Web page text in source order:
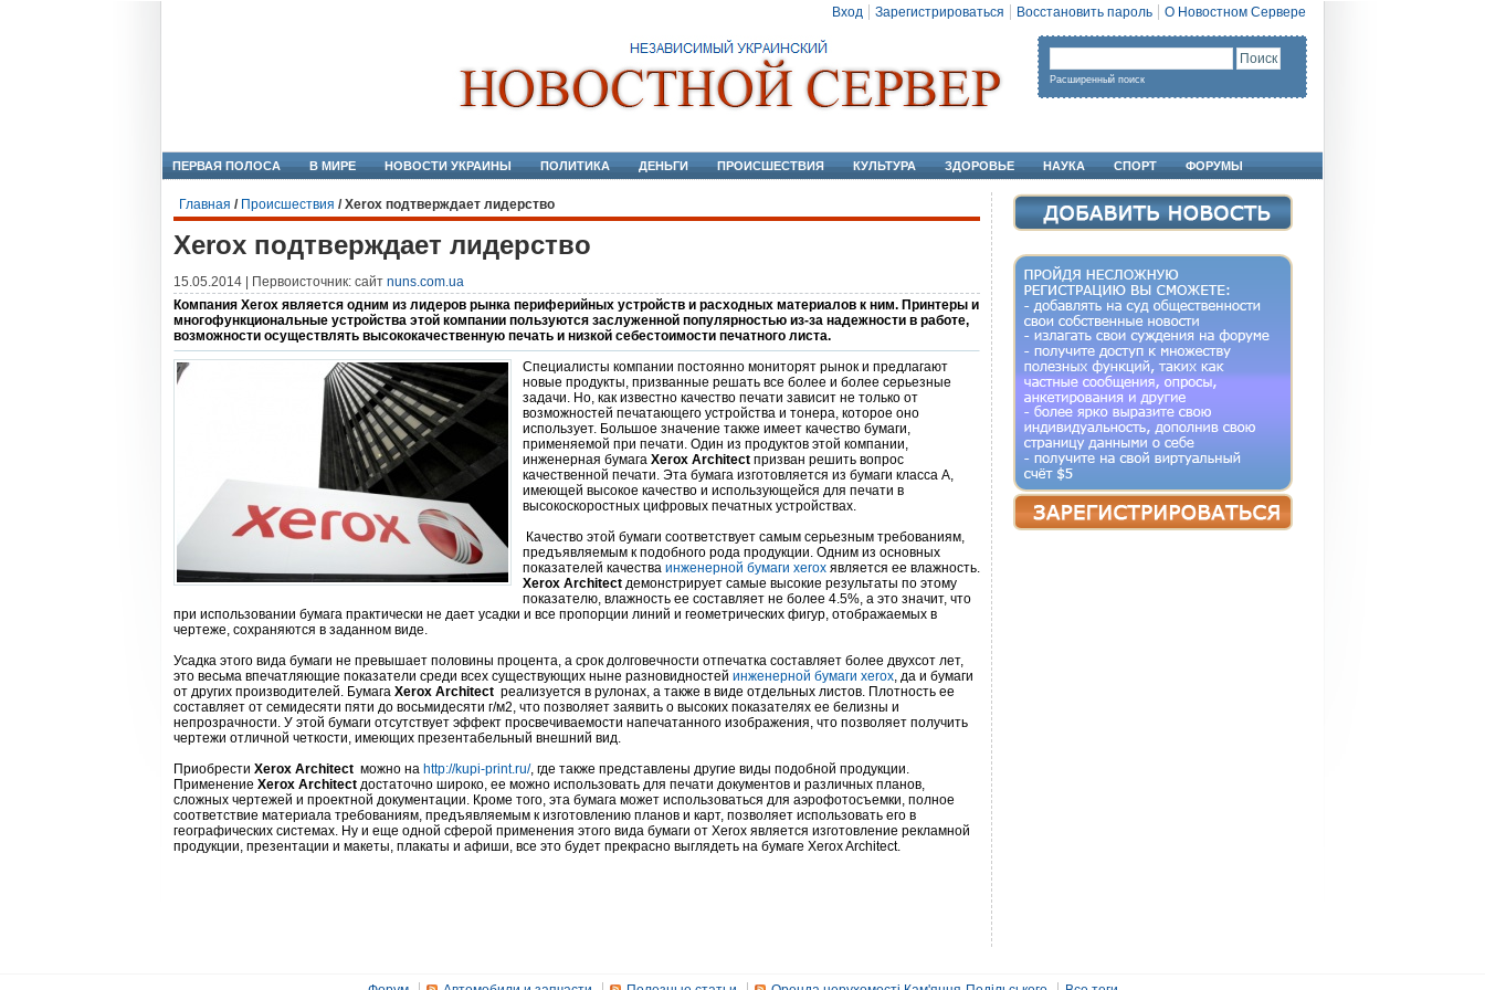
Вход Зарегистрироваться Восстановить пароль О Новостном Сервере
Расширенный поиск
ПЕРВАЯ ПОЛОСА В МИРЕ НОВОСТИ УКРАИНЫ ПОЛИТИКА ДЕНЬГИ ПРОИСШЕСТВИЯ КУЛЬТУРА ЗДОРОВЬЕ НАУКА СПОРТ ФОРУМЫ
Главная / Происшествия /Xerox подтверждает лидерство
Xerox подтверждает лидерство
15.05.2014 | Первоисточник: сайт nuns.com.ua
Компания Xerox является одним из лидеров рынка периферийных устройств и расходных материалов к ним. Принтеры и
многофункциональные устройства этой компании пользуются заслуженной популярностью из-за надежности в работе,
возможности осуществлять высококачественную печать и низкой себестоимости печатного листа.
Специалисты компании постоянно мониторят рынок и предлагают
новые продукты, призванные решать все более и более серьезные
задачи. Но, как известно качество печати зависит не только от
возможностей печатающего устройства и тонера, которое оно
использует. Большое значение также имеет качество бумаги,
применяемой при печати. Один из продуктов этой компании,
инженерная бумага Xerox Architect призван решить вопрос
качественной печати. Эта бумага изготовляется из бумаги класса А,
имеющей высокое качество и использующейся для печати в
высокоскоростных цифровых печатных устройствах.
Качество этой бумаги соответствует самым серьезным требованиям,
предъявляемым к подобного рода продукции. Одним из основных
показателей качества инженерной бумаги xerox является ее влажность.
Xerox Architect демонстрирует самые высокие результаты по этому
показателю, влажность ее составляет не более 4.5%, а это значит, что
при использовании бумага практически не дает усадки и все пропорции линий и геометрических фигур, отображаемых в
чертеже, сохраняются в заданном виде.
Усадка этого вида бумаги не превышает половины процента, а срок долговечности отпечатка составляет более двухсот лет,
это весьма впечатляющие показатели среди всех существующих ныне разновидностей инженерной бумаги xerox, да и бумаги
от других производителей. Бумага Xerox Architect реализуется в рулонах, а также в виде отдельных листов. Плотность ее
составляет от семидесяти пяти до восьмидесяти г/м2, что позволяет заявить о высоких показателях ее белизны и
непрозрачности. У этой бумаги отсутствует эффект просвечиваемости напечатанного изображения, что позволяет получить
чертежи отличной четкости, имеющих презентабельный внешний вид.
Приобрести Xerox Architect можно на http://kupi-print.ru/, где также представлены другие виды подобной продукции.
Применение Xerox Architect достаточно широко, ее можно использовать для печати документов и различных планов,
сложных чертежей и проектной документации. Кроме того, эта бумага может использоваться для аэрофотосъемки, полное
соответствие материала требованиям, предъявляемым к изготовлению планов и карт, позволяет использовать его в
географических системах. Ну и еще одной сферой применения этого вида бумаги от Xerox является изготовление рекламной
продукции, презентации и макеты, плакаты и афиши, все это будет прекрасно выглядеть на бумаге Xerox Architect.